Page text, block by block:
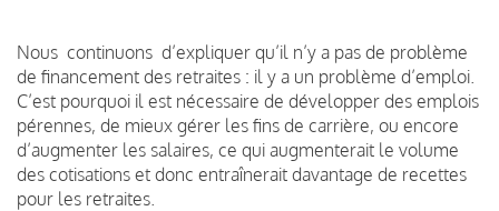
Nous continuons d’expliquer qu’il n’y a pas de problème
de financement des retraites : il y a un problème d’emploi.
C’est pourquoi il est nécessaire de développer des emplois
pérennes, de mieux gérer les fins de carrière, ou encore
d’augmenter les salaires, ce qui augmenterait le volume
des cotisations et donc entraînerait davantage de recettes
pour les retraites.